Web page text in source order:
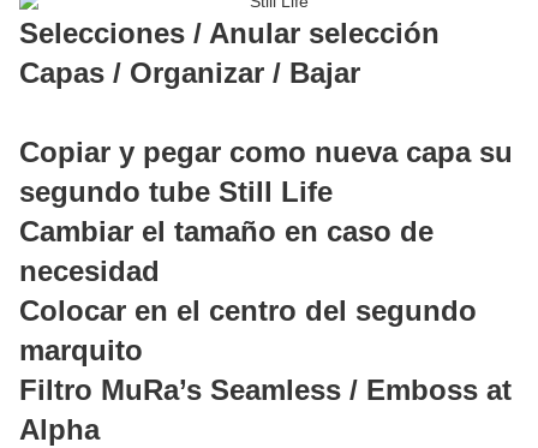
Selecciones / Anular selección
Capas / Organizar / Bajar
Copiar y pegar como nueva capa su
segundo tube Still Life
Cambiar el tamaño en caso de
necesidad
Colocar en el centro del segundo
marquito
Filtro MuRa’s Seamless / Emboss at
Alpha